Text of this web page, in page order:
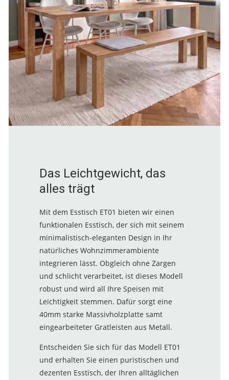
Das Leichtgewicht, das
alles trägt
Mit dem Esstisch ET01 bieten wir einen
funktionalen Esstisch, der sich mit seinem
minimalistisch-eleganten Design in Ihr
natürliches Wohnzimmerambiente
integrieren lässt. Obgleich ohne Zargen
und schlicht verarbeitet, ist dieses Modell
robust und wird all Ihre Speisen mit
Leichtigkeit stemmen. Dafür sorgt eine
40mm starke Massivholzplatte samt
eingearbeiteter Gratleisten aus Metall.
Entscheiden Sie sich für das Modell ET01
und erhalten Sie einen puristischen und
dezenten Esstisch, der Ihren alltäglichen